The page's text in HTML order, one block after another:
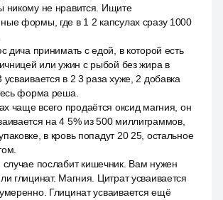
никому не нравится. Ищите
формы, где в 1 2 капсулах сразу 1000
дича принимать с едой, в которой есть
или ужин с рыбой без жира в
в 2 3 раза хуже, 2 добавка
форма реша.
чаще всего продаётся оксид магния, он
на 4 5% из 500 миллиграммов,
в кровь попадут 20 25, остальное
послабит кишечник. Вам нужен
глицинат. Магния. Цитрат усваивается
Глицинат усваивается ещё